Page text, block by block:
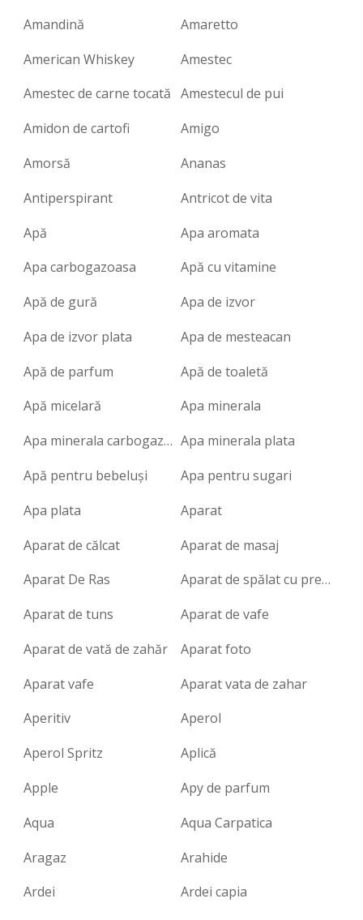
Amandină
Amaretto
American Whiskey
Amestec
Amestec de carne tocată Amestecul de pui
Amidon de cartofi
Amigo
Amorsă
Ananas
Antiperspirant
Antricot de vita
Apă
Apa aromata
Apa carbogazoasa
Apă cu vitamine
Apă de gură
Apa de izvor
Apa de izvor plata
Apa de mesteacan
Apă de parfum
Apă de toaletă
Apă micelară
Apa minerala
Apa minerala carbogazoasa Apa minerala plata
Apă pentru bebeluși
Apa pentru sugari
Apa plata
Aparat
Aparat de călcat
Aparat de masaj
Aparat De Ras
Aparat de spălat cu presiune
Aparat de tuns
Aparat de vafe
Aparat de vată de zahăr
Aparat foto
Aparat vafe
Aparat vata de zahar
Aperitiv
Aperol
Aperol Spritz
Aplică
Apple
Apy de parfum
Aqua
Aqua Carpatica
Aragaz
Arahide
Ardei
Ardei capia